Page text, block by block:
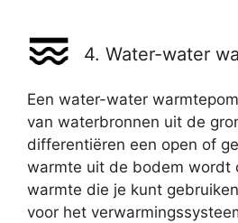
4. Water-water
Een water-water
van waterbronnen uit de
differentiëren een open of
warmte uit de bodem wordt
warmte die je kunt
voor het